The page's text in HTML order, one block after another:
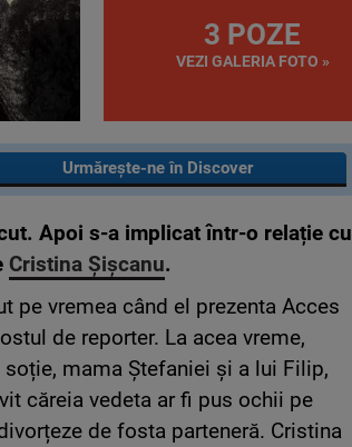
3 POZE
VEZI GALERIA FOTO »
Urmărește-ne în Discover
Apoi s-a implicat într-o relație cu
Cristina Șișcanu.
pe vremea când el prezenta Acces
de reporter. La acea vreme,
mama Ștefaniei și a lui Filip,
căreia vedeta ar fi pus ochii pe
de fosta parteneră. Cristina